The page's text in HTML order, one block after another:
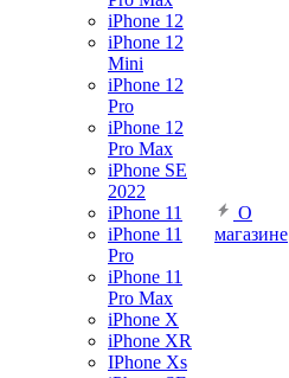
iPhone 12
iPhone 12
Mini
iPhone 12
Pro
iPhone 12
Pro Max
iPhone SE
2022
iPhone 11
iPhone 11
Pro
iPhone 11
Pro Max
iPhone X
iPhone XR
IPhone Xs
О
магазине